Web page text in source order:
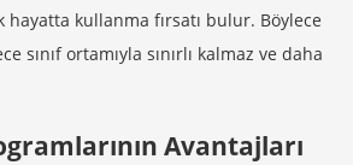
kullanma fırsatı bulur. Böylece
sınıf ortamıyla sınırlı kalmaz ve daha
Avantajları